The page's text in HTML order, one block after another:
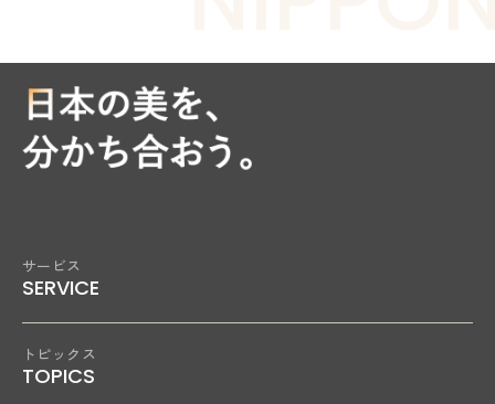
サービス
SERVICE
トピックス
TOPICS